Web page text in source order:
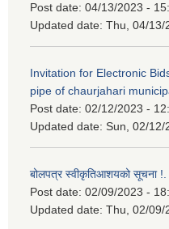
Post date: 04/13/2023 -
Updated date: Thu, 04/13/
Invitation for Electronic
pipe of chaurjahari
Post date: 02/12/2023 -
Updated date: Sun, 02/12/
बोलपत्र स्वीकृतिआशयको सूचना !.
Post date: 02/09/2023 -
Updated date: Thu, 02/09/